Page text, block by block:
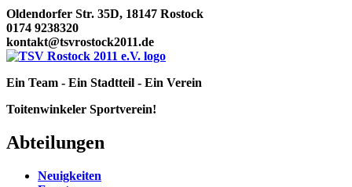
Oldendorfer Str. 35D, 18147 Rostock
0174 9238320
kontakt@tsvrostock2011.de
Ein Team - Ein Stadtteil - Ein Verein
Toitenwinkeler Sportverein!
Abteilungen
Neuigkeiten